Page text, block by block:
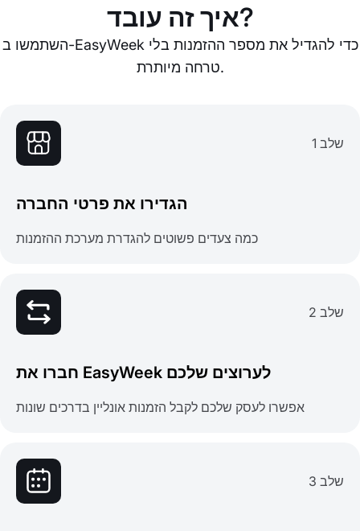
איך זה עובד?
השתמשו ב-EasyWeek כדי להגדיל את מספר ההזמנות בלי
טרחה מיותרת.
שלב 1
הגדירו את פרטי החברה
כמה צעדים פשוטים להגדרת מערכת ההזמנות
שלב 2
חברו את EasyWeek לערוצים שלכם
אפשרו לעסק שלכם לקבל הזמנות אונליין בדרכים שונות
שלב 3